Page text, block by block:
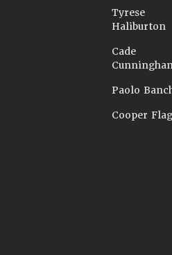
Tyrese
Haliburton
Cade
Paolo
Cooper